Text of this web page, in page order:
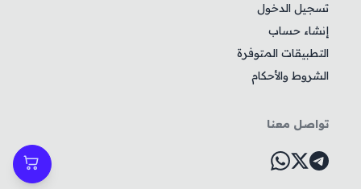
تسجيل الدخول
إنشاء حساب
التطبيقات المتوفرة
الشروط والأحكام
تواصل معنا